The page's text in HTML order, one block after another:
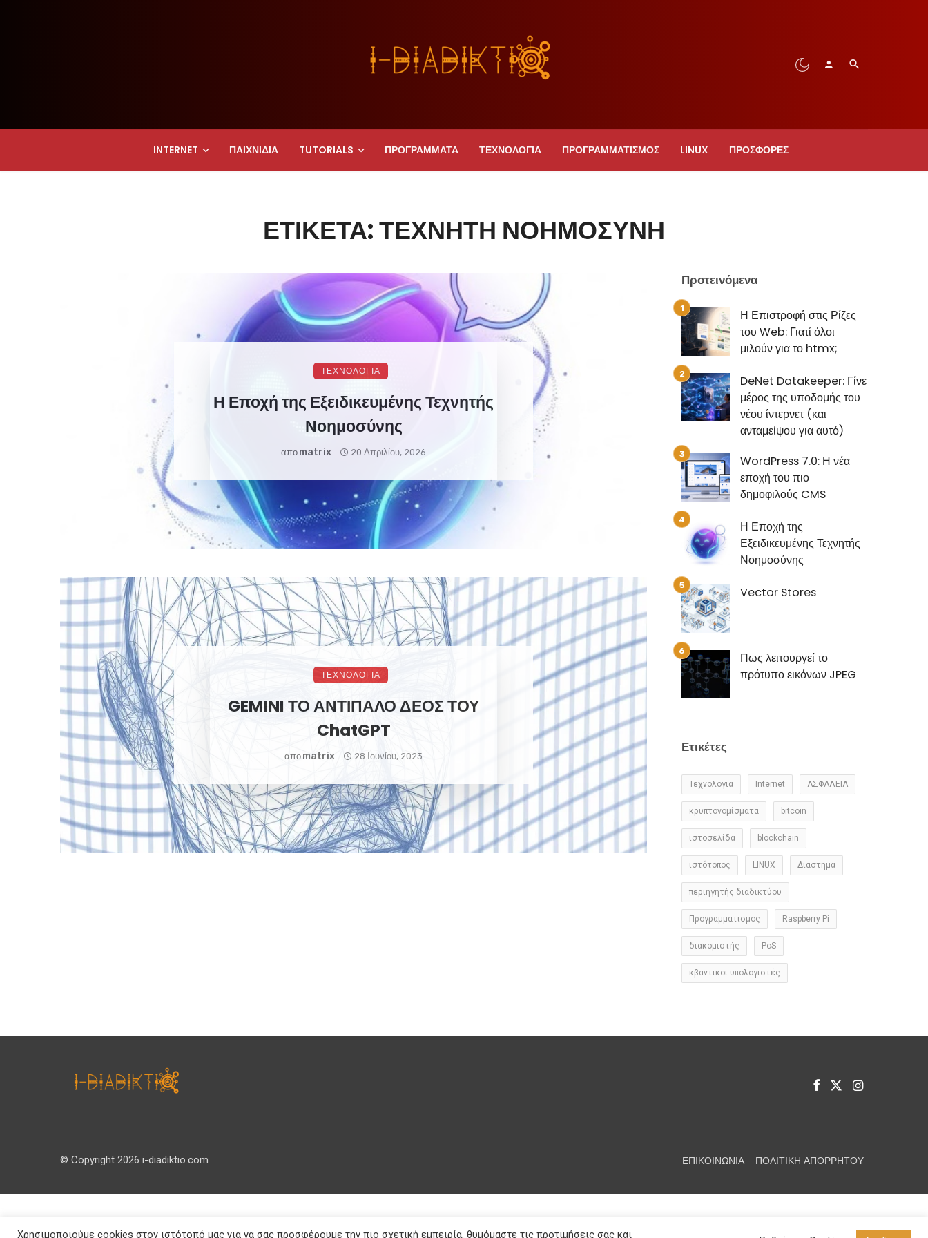
INTERNET ΠΑΙΧΝΊΔΙΑ TUTORIALS ΠΡΟΓΡΑΜΜΑΤΑ ΤΕΧΝΟΛΟΓΙΑ ΠΡΟΓΡΑΜΜΑΤΙΣΜΟΣ LINUX ΠΡΟΣΦΟΡΈΣ
ΕΤΙΚΈΤΑ: ΤΕΧΝΗΤΉ ΝΟΗΜΟΣΎΝΗ
ΤΕΧΝΟΛΟΓΙΑ
Η Εποχή της Εξειδικευμένης Τεχνητής
Νοημοσύνης
απο Matrix 20 Απριλίου, 2026
ΤΕΧΝΟΛΟΓΙΑ
GEMINI ΤΟ ΑΝΤΙΠΑΛΟ ΔΕΟΣ ΤΟΥ
ChatGPT
απο Matrix 28 Ιουνίου, 2023
Προτεινόμενα
Η Επιστροφή στις Ρίζες
του Web: Γιατί όλοι
μιλούν για το htmx;
DeNet Datakeeper: Γίνε
μέρος της υποδομής του
νέου ίντερνετ (και
ανταμείψου για αυτό)
WordPress 7.0: Η νέα
εποχή του πιο
δημοφιλούς CMS
Η Εποχή της
Εξειδικευμένης Τεχνητής
Νοημοσύνης
Vector Stores
Πως λειτουργεί το
πρότυπο εικόνων JPEG
Ετικέτες
Τεχνολογια Internet ΑΣΦΑΛΕΙΑ
κρυπτονομίσματα bitcoin
ιστοσελίδα blockchain
ιστότοπος LINUX Δίαστημα
περιηγητής διαδικτύου
Προγραμματισμος Raspberry Pi
διακομιστής PoS
κβαντικοί υπολογιστές
© Copyright 2026 i-diadiktio.com ΕΠΙΚΟΙΝΩΝΊΑ ΠΟΛΙΤΙΚΉ ΑΠΟΡΡΉΤΟΥ
Χρησιμοποιούμε cookies στον ιστότοπό μας για να σας προσφέρουμε την πιο σχετική εμπειρία, θυμόμαστε τις προτιμήσεις σας και